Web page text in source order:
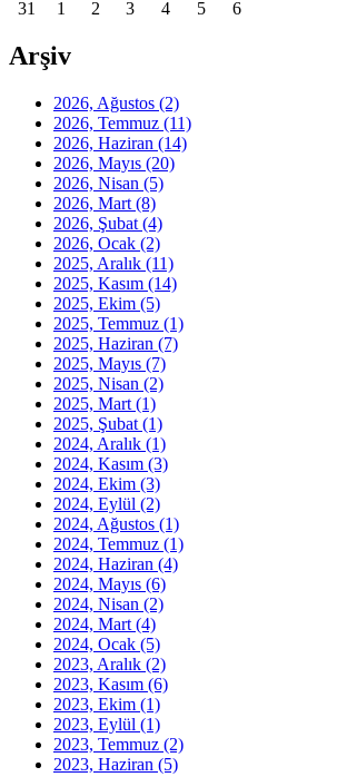
31
1 2 3 4 5 6
Arşiv
2026, Ağustos (2)
2026, Temmuz (11)
2026, Haziran (14)
2026, Mayıs (20)
2026, Nisan (5)
2026, Mart (8)
2026, Şubat (4)
2026, Ocak (2)
2025, Aralık (11)
2025, Kasım (14)
2025, Ekim (5)
2025, Temmuz (1)
2025, Haziran (7)
2025, Mayıs (7)
2025, Nisan (2)
2025, Mart (1)
2025, Şubat (1)
2024, Aralık (1)
2024, Kasım (3)
2024, Ekim (3)
2024, Eylül (2)
2024, Ağustos (1)
2024, Temmuz (1)
2024, Haziran (4)
2024, Mayıs (6)
2024, Nisan (2)
2024, Mart (4)
2024, Ocak (5)
2023, Aralık (2)
2023, Kasım (6)
2023, Ekim (1)
2023, Eylül (1)
2023, Temmuz (2)
2023, Haziran (5)